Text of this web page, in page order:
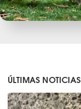
ÚLTIMAS NOTICIAS